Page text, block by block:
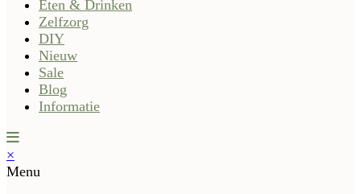
Eten & Drinken
Zelfzorg
DIY
Nieuw
Sale
Blog
Informatie
×
Menu